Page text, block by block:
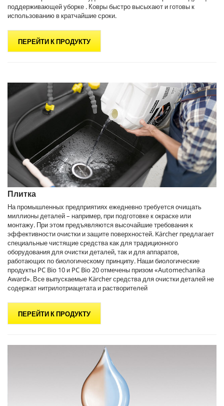
поддерживающей уборке . Ковры быстро высыхают и готовы к
использованию в кратчайшие сроки.
ПЕРЕЙТИ К ПРОДУКТУ
Плитка
На промышленных предприятиях ежедневно требуется очищать
миллионы деталей – например, при подготовке к окраске или
монтажу. При этом предъявляются высочайшие требования к
эффективности очистки и защите поверхностей. Kärcher предлагает
специальные чистящие средства как для традиционного
оборудования для очистки деталей, так и для аппаратов,
работающих по биологическому принципу. Наши биологические
продукты PC Bio 10 и PC Bio 20 отмечены призом «Automechanika
Award». Все выпускаемые Kärcher средства для очистки деталей не
содержат нитрилотриацетата и растворителей
ПЕРЕЙТИ К ПРОДУКТУ